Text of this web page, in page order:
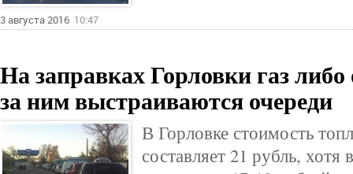
3 августа 2016 10:47
На заправках Горловки газ либо
за ним выстраиваются очереди
В Горловке стоимость
составляет 21 рубль, хотя